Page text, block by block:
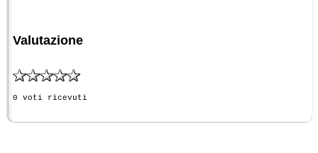
Valutazione
0 voti ricevuti